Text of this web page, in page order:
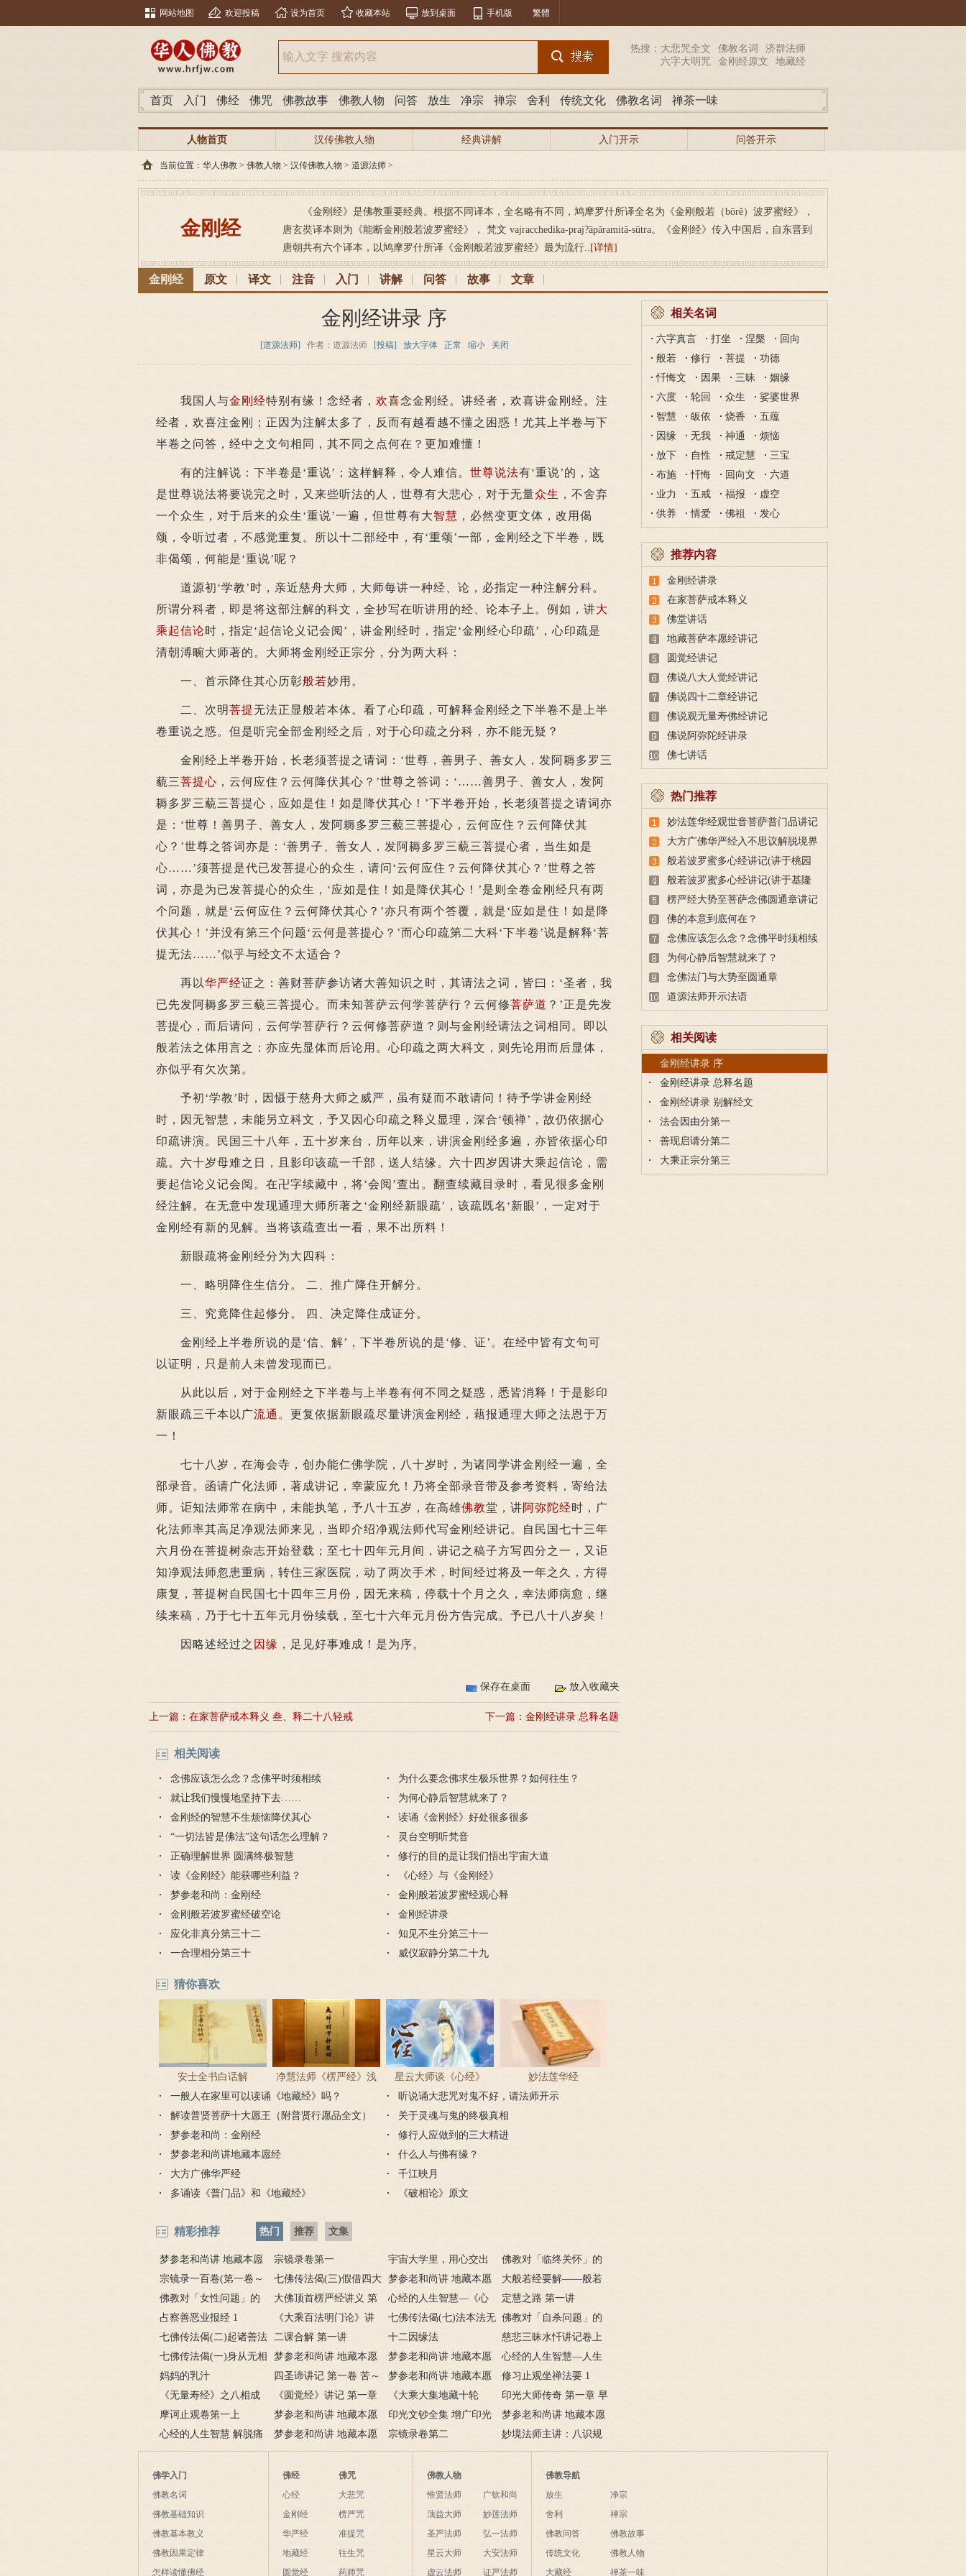
网站地图 欢迎投稿 设为首页 收藏本站 放到桌面 手机版 繁體
热搜： 大悲咒全文 佛教名词
济群法师
六字大明咒
金刚经原文 地藏经
首页 入门 佛经 佛咒 佛教故事 佛教人物 问答 放生 净宗 禅宗 舍利 传统文化 佛教名词 禅茶一味
人物首页 汉传佛教人物 经典讲解 入门开示 问答开示
当前位置： 华人佛教 > 佛教人物 > 汉传佛教人物 > 道源法师 >
金刚经
《金刚经》是佛教重要经典。根据不同译本，全名略有不同，鸠摩罗什所译全名为《金刚般若（bōrě）波罗蜜经》，
唐玄奘译本则为《能断金刚般若波罗蜜经》， 梵文 vajracchedika-praj?āpāramitā-sūtra。《金刚经》传入中国后，自东晋到
唐朝共有六个译本，以鸠摩罗什所译《金刚般若波罗蜜经》最为流行.. [详情]
金刚经 原文 译文 注音 入门 讲解 问答 故事 文章
金刚经讲录 序
[道源法师] 作者：道源法师 [投稿] 放大字体 正常 缩小 关闭
我国人与金刚经特别有缘！念经者， 欢喜念金刚经。讲经者，欢喜讲金刚经。注
经者，欢喜注金刚；正因为注解太多了，反而有越看越不懂之困惑！尤其上半卷与下
半卷之问答，经中之文句相同，其不同之点何在？更加难懂！
有的注解说：下半卷是‘重说’；这样解释，令人难信。 世尊说法有‘重说’的，这
是世尊说法将要说完之时，又来些听法的人，世尊有大悲心，对于无量众生 ，不舍弃
一个众生，对于后来的众生‘重说’一遍，但世尊有大智慧 ，必然变更文体，改用偈
颂，令听过者，不感觉重复。所以十二部经中，有‘重颂’一部，金刚经之下半卷，既
非偈颂，何能是‘重说’呢？
道源初‘学教’时，亲近慈舟大师，大师每讲一种经、论，必指定一种注解分科。
所谓分科者，即是将这部注解的科文，全抄写在听讲用的经、论本子上。例如，讲大
乘起信论时，指定‘起信论义记会阅’，讲金刚经时，指定‘金刚经心印疏’，心印疏是
清朝溥畹大师著的。大师将金刚经正宗分，分为两大科：
一、首示降住其心历彰般若妙用。
二、次明菩提无法正显般若本体。看了心印疏，可解释金刚经之下半卷不是上半
卷重说之惑。但是听完全部金刚经之后，对于心印疏之分科，亦不能无疑？
金刚经上半卷开始，长老须菩提之请词：‘世尊，善男子、善女人，发阿耨多罗三
藐三菩提心 ，云何应住？云何降伏其心？’世尊之答词：‘……善男子、善女人，发阿
耨多罗三藐三菩提心，应如是住！如是降伏其心！’下半卷开始，长老须菩提之请词亦
是：‘世尊！善男子、善女人，发阿耨多罗三藐三菩提心，云何应住？云何降伏其
心？’世尊之答词亦是：‘善男子、善女人，发阿耨多罗三藐三菩提心者，当生如是
心……’须菩提是代已发菩提心的众生，请问‘云何应住？云何降伏其心？’世尊之答
词，亦是为已发菩提心的众生，‘应如是住！如是降伏其心！’是则全卷金刚经只有两
个问题，就是‘云何应住？云何降伏其心？’亦只有两个答覆，就是‘应如是住！如是降
伏其心！’并没有第三个问题‘云何是菩提心？’而心印疏第二大科‘下半卷’说是解释‘菩
提无法……’似乎与经文不太适合？
再以华严经证之：善财菩萨参访诸大善知识之时，其请法之词，皆曰：‘圣者，我
已先发阿耨多罗三藐三菩提心。而未知菩萨云何学菩萨行？云何修菩萨道 ？’正是先发
菩提心，而后请问，云何学菩萨行？云何修菩萨道？则与金刚经请法之词相同。即以
般若法之体用言之：亦应先显体而后论用。心印疏之两大科文，则先论用而后显体，
亦似乎有欠次第。
予初‘学教’时，因慑于慈舟大师之威严，虽有疑而不敢请问！待予学讲金刚经
时，因无智慧，未能另立科文，予又因心印疏之释义显理，深合‘顿禅’，故仍依据心
印疏讲演。民国三十八年，五十岁来台，历年以来，讲演金刚经多遍，亦皆依据心印
疏。六十岁母难之日，且影印该疏一千部，送人结缘。六十四岁因讲大乘起信论，需
要起信论义记会阅。在卍字续藏中，将‘会阅’查出。翻查续藏目录时，看见很多金刚
经注解。在无意中发现通理大师所著之‘金刚经新眼疏’，该疏既名‘新眼’，一定对于
金刚经有新的见解。当将该疏查出一看，果不出所料！
新眼疏将金刚经分为大四科：
一、略明降住生信分。 二、推广降住开解分。
三、究竟降住起修分。 四、决定降住成证分。
金刚经上半卷所说的是‘信、解’，下半卷所说的是‘修、证’。在经中皆有文句可
以证明，只是前人未曾发现而已。
从此以后，对于金刚经之下半卷与上半卷有何不同之疑惑，悉皆消释！于是影印
新眼疏三千本以广流通 。更复依据新眼疏尽量讲演金刚经，藉报通理大师之法恩于万
一！
七十八岁，在海会寺，创办能仁佛学院，八十岁时，为诸同学讲金刚经一遍，全
部录音。函请广化法师，著成讲记，幸蒙应允！乃将全部录音带及参考资料，寄给法
师。讵知法师常在病中，未能执笔，予八十五岁，在高雄佛教堂，讲阿弥陀经时，广
化法师率其高足净观法师来见，当即介绍净观法师代写金刚经讲记。自民国七十三年
六月份在菩提树杂志开始登载；至七十四年元月间，讲记之稿子方写四分之一，又讵
知净观法师忽患重病，转住三家医院，动了两次手术，时间经过将及一年之久，方得
康复，菩提树自民国七十四年三月份，因无来稿，停载十个月之久，幸法师病愈，继
续来稿，乃于七十五年元月份续载，至七十六年元月份方告完成。予已八十八岁矣！
因略述经过之 因缘 ，足见好事难成！是为序。
保存在桌面 放入收藏夹
上一篇： 在家菩萨戒本释义 叁、释二十八轻戒 下一篇： 金刚经讲录 总释名题
相关阅读
念佛应该怎么念？念佛平时须相续
为什么要念佛求生极乐世界？如何往生？
就让我们慢慢地坚持下去……
为何心静后智慧就来了？
金刚经的智慧不生烦恼降伏其心
读诵《金刚经》好处很多很多
“一切法皆是佛法”这句话怎么理解？
灵台空明听梵音
正确理解世界 圆满终极智慧
修行的目的是让我们悟出宇宙大道
读《金刚经》能获哪些利益？
《心经》与《金刚经》
梦参老和尚：金刚经
金刚般若波罗蜜经观心释
金刚般若波罗蜜经破空论
金刚经讲录
应化非真分第三十二
知见不生分第三十一
一合理相分第三十
威仪寂静分第二十九
猜你喜欢
安士全书白话解
净慧法师《楞严经》浅
译
星云大师谈《心经》
妙法莲华经
一般人在家里可以读诵《地藏经》吗？
听说诵大悲咒对鬼不好，请法师开示
解读普贤菩萨十大愿王（附普贤行愿品全文）
关于灵魂与鬼的终极真相
梦参老和尚：金刚经
修行人应做到的三大精进
梦参老和尚讲地藏本愿经
什么人与佛有缘？
大方广佛华严经
千江映月
多诵读《普门品》和《地藏经》
《破相论》原文
精彩推荐 热门 推荐 文集
梦参老和尚讲 地藏本愿
经 1
宗镜录卷第一
宇宙大学里，用心交出
人生成绩单
佛教对「临终关怀」的
看法
宗镜录一百卷(第一卷～
一百卷) 宗镜录序
七佛传法偈(三)假借四大
以为身，心本无生因境
有； 前境若无心亦无，罪
福如幻起亦灭。
梦参老和尚讲 地藏本愿
经 2
大般若经要解——般若
的观行
佛教对「女性问题」的
看法
大佛顶首楞严经讲义 第
一卷
心经的人生智慧—《心
经》者何
定慧之路 第一讲
占察善恶业报经 1
《大乘百法明门论》讲
记之一
七佛传法偈(七)法本法无
法，无法法亦法；今付无
法时，法法何曾法。
佛教对「自杀问题」的
看法
七佛传法偈(二)起诸善法
本是幻，造诸恶业亦是
幻；身如聚沫心如风，幻
出无根无实性。
二课合解 第一讲 十二因缘法
慈悲三昧水忏讲记卷上
(1)
七佛传法偈(一)身从无相
中受生，喻如幻出诸形
像；幻人心识本来空，罪
福皆空无所住。
梦参老和尚讲 地藏本愿
经 3
梦参老和尚讲 地藏本愿
经 6
心经的人生智慧—人生
的大智慧
妈妈的乳汁
四圣谛讲记 第一卷 苦～
轮回之苦
梦参老和尚讲 地藏本愿
经 4
修习止观坐禅法要 1
《无量寿经》之八相成
道(一)
《圆觉经》讲记 第一章
文殊菩萨章
《大乘大集地藏十轮
经》序品第一节录
印光大师传奇 第一章 早
年坎坷
摩诃止观卷第一上
梦参老和尚讲 地藏本愿
经 10
印光文钞全集 增广印光
法师文钞卷第一
梦参老和尚讲 地藏本愿
经 5
心经的人生智慧 解脱痛
苦的原理
梦参老和尚讲 地藏本愿
经 8
宗镜录卷第二
妙境法师主讲：八识规
矩颂讲义(1)
相关名词
六字真言 打坐 涅槃
回向
般若
修行 菩提
功德
忏悔文
因果 三昧
姻缘
六度
轮回 众生
娑婆世界
智慧
皈依 烧香
五蕴
因缘
无我 神通
烦恼
放下
自性 戒定慧
三宝
布施
忏悔 回向文
六道
业力
五戒 福报
虚空
供养
情爱 佛祖 发心
推荐内容
金刚经讲录
在家菩萨戒本释义
佛堂讲话
地藏菩萨本愿经讲记
圆觉经讲记
佛说八大人觉经讲记
佛说四十二章经讲记
佛说观无量寿佛经讲记
佛说阿弥陀经讲录
佛七讲话
热门推荐
妙法莲华经观世音菩萨普门品讲记
大方广佛华严经入不思议解脱境界
普贤行愿品讲记
般若波罗蜜多心经讲记(讲于桃园
正觉莲社)
般若波罗蜜多心经讲记(讲于基隆
海会寺)
楞严经大势至菩萨念佛圆通章讲记
佛的本意到底何在？
念佛应该怎么念？念佛平时须相续
为何心静后智慧就来了？
念佛法门与大势至圆通章
道源法师开示法语
相关阅读
金刚经讲录 序
金刚经讲录 总释名题
金刚经讲录 别解经文
法会因由分第一
善现启请分第二
大乘正宗分第三
佛学入门
佛教名词
佛教基础知识
佛教基本教义
佛教因果定律
怎样读懂佛经
佛经
心经
金刚经
华严经
地藏经
圆觉经
佛咒
大悲咒
楞严咒
准提咒
往生咒
药师咒
佛教人物
惟贤法师
蕅益大师
圣严法师
星云大师
虚云法师
广钦和尚
妙莲法师
弘一法师
大安法师
证严法师
佛教导航
放生
舍利
佛教问答
传统文化
大藏经
净宗
禅宗
佛教故事
佛教人物
禅茶一味